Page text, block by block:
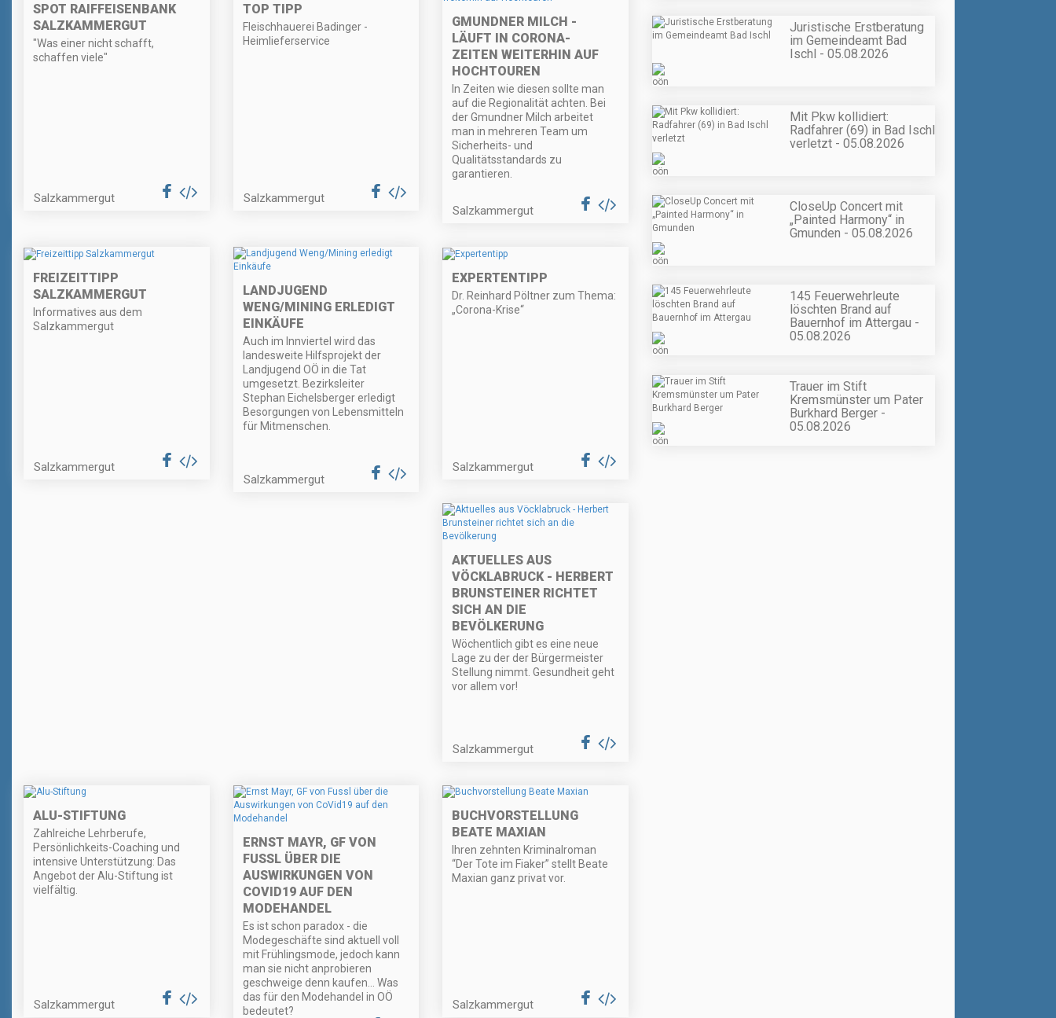
SPOT RAIFFEISENBANK
SALZKAMMERGUT
"Was einer nicht schafft,
schaffen viele"
Salzkammergut
TOP TIPP
Fleischhauerei Badinger -
Heimlieferservice
Salzkammergut
GMUNDNER MILCH -
LÄUFT IN CORONA-
ZEITEN WEITERHIN AUF
HOCHTOUREN
In Zeiten wie diesen sollte man
auf die Regionalität achten. Bei
der Gmundner Milch arbeitet
man in mehreren Team um
Sicherheits- und
Qualitätsstandards zu
garantieren.
Salzkammergut
FREIZEITTIPP
SALZKAMMERGUT
Informatives aus dem
Salzkammergut
Salzkammergut
LANDJUGEND
WENG/MINING ERLEDIGT
EINKÄUFE
Auch im Innviertel wird das
landesweite Hilfsprojekt der
Landjugend OÖ in die Tat
umgesetzt. Bezirksleiter
Stephan Eichelsberger erledigt
Besorgungen von Lebensmitteln
für Mitmenschen.
Salzkammergut
EXPERTENTIPP
Dr. Reinhard Pöltner zum Thema:
„Corona-Krise“
Salzkammergut
AKTUELLES AUS
VÖCKLABRUCK - HERBERT
BRUNSTEINER RICHTET
SICH AN DIE
BEVÖLKERUNG
Wöchentlich gibt es eine neue
Lage zu der der Bürgermeister
Stellung nimmt. Gesundheit geht
vor allem vor!
Salzkammergut
ALU-STIFTUNG
Zahlreiche Lehrberufe,
Persönlichkeits-Coaching und
intensive Unterstützung: Das
Angebot der Alu-Stiftung ist
vielfältig.
Salzkammergut
ERNST MAYR, GF VON
FUSSL ÜBER DIE
AUSWIRKUNGEN VON
COVID19 AUF DEN
MODEHANDEL
Es ist schon paradox - die
Modegeschäfte sind aktuell voll
mit Frühlingsmode, jedoch kann
man sie nicht anprobieren
geschweige denn kaufen... Was
das für den Modehandel in OÖ
bedeutet?
BUCHVORSTELLUNG
BEATE MAXIAN
Ihren zehnten Kriminalroman
“Der Tote im Fiaker” stellt Beate
Maxian ganz privat vor.
Salzkammergut
Juristische Erstberatung
im Gemeindeamt Bad
Ischl - 05.08.2026
Mit Pkw kollidiert:
Radfahrer (69) in Bad Ischl
verletzt - 05.08.2026
CloseUp Concert mit
„Painted Harmony“ in
Gmunden - 05.08.2026
145 Feuerwehrleute
löschten Brand auf
Bauernhof im Attergau -
05.08.2026
Trauer im Stift
Kremsmünster um Pater
Burkhard Berger -
05.08.2026